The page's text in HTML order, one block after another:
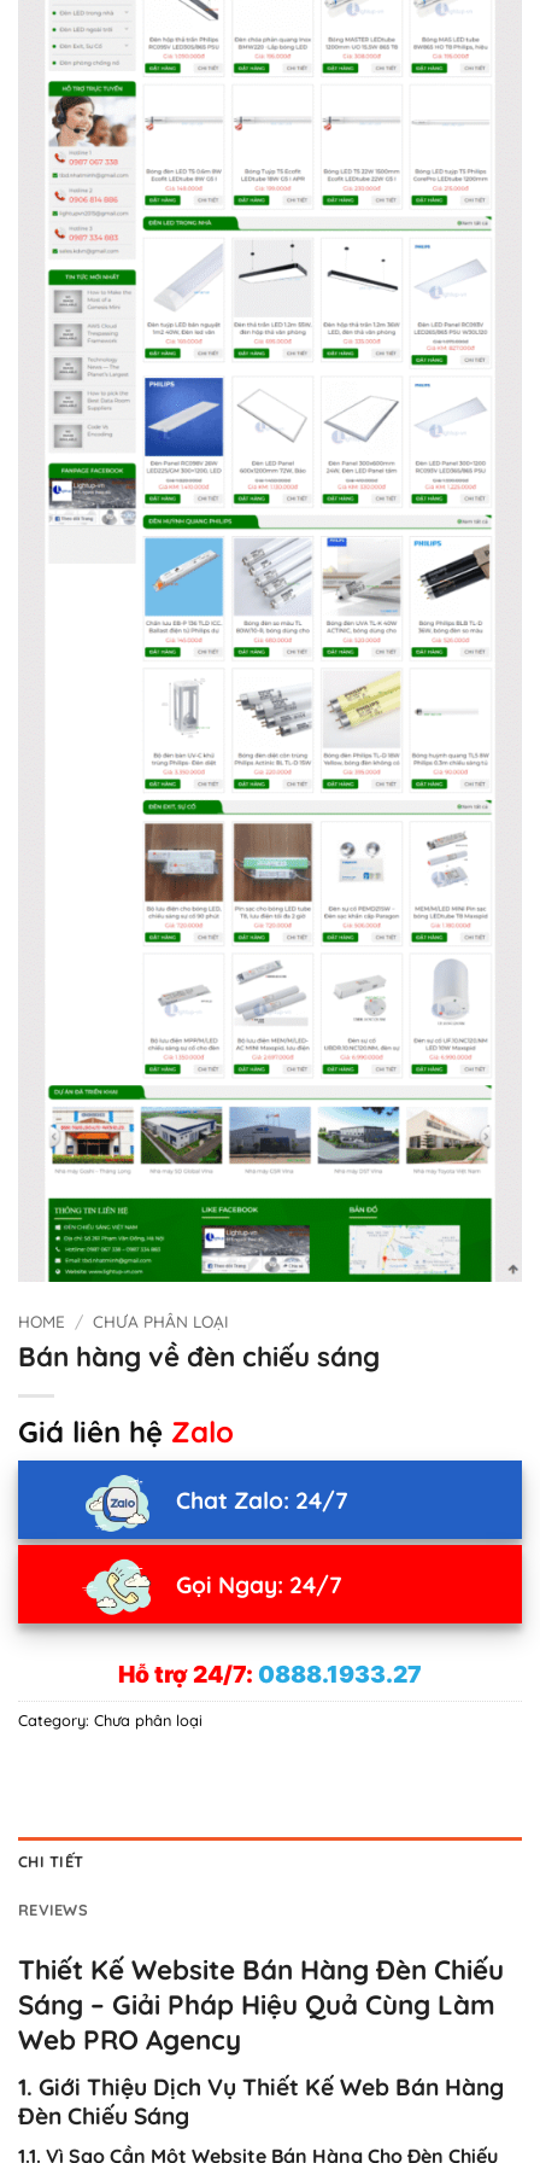
HOME / CHƯA PHÂN LOẠI
Bán hàng về đèn chiếu sáng
Giá liên hệ Zalo
Chat Zalo: 24/7
Gọi Ngay: 24/7
Hỗ trợ 24/7: 0888.1933.27
Category: Chưa phân loại
CHI TIẾT
REVIEWS
Thiết Kế Website Bán Hàng Đèn Chiếu
Sáng – Giải Pháp Hiệu Quả Cùng Làm
Web PRO Agency
1. Giới Thiệu Dịch Vụ Thiết Kế Web Bán Hàng
Đèn Chiếu Sáng
1.1. Vì Sao Cần Một Website Bán Hàng Cho Đèn Chiếu